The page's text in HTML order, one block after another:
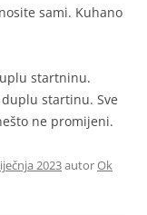
sami. Kuhano
startninu.
startinu. Sve
ne promijeni.
2023autorOk